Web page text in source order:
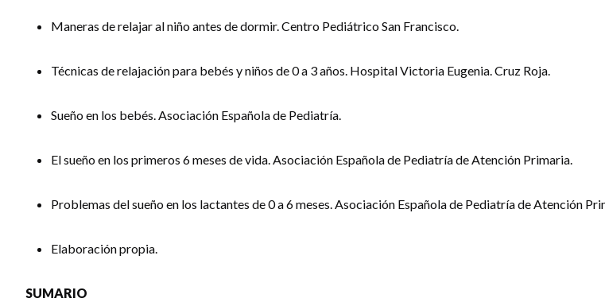
Maneras de relajar al niño antes de dormir. Centro Pediátrico San Francisco.
Técnicas de relajación para bebés y niños de 0 a 3 años. Hospital Victoria Eugenia. Cruz Roja.
Sueño en los bebés. Asociación Española de Pediatría.
El sueño en los primeros 6 meses de vida. Asociación Española de Pediatría de Atención Primaria.
Problemas del sueño en los lactantes de 0 a 6 meses. Asociación Española de Pediatría de Atención
Elaboración propia.
SUMARIO